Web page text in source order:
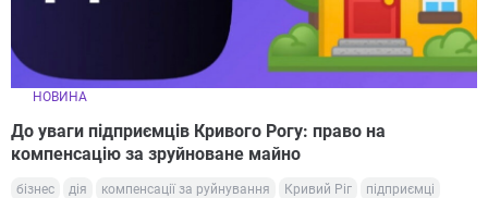
НОВИНА
До уваги підприємців Кривого Рогу: право на
компенсацію за зруйноване майно
бізнес дія компенсації за руйнування Кривий Ріг
підприємці